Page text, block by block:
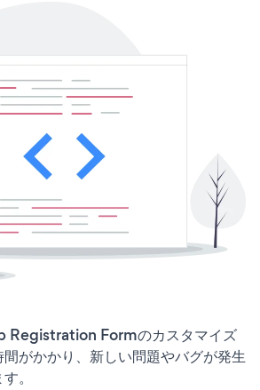
Registration Formのカスタマイズ
がかかり、新しい問題やバグが発生
。